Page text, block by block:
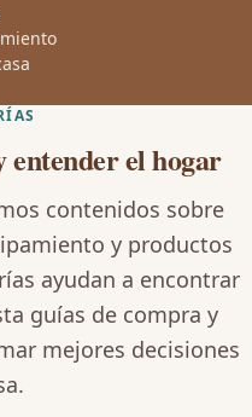
el hogar
contenidos sobre
y productos
ayudan a encontrar
guías de compra y
mejores decisiones